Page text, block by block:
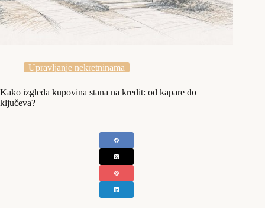
Upravljanje nekretninama
Kako izgleda kupovina stana na kredit: od kapare do
ključeva?